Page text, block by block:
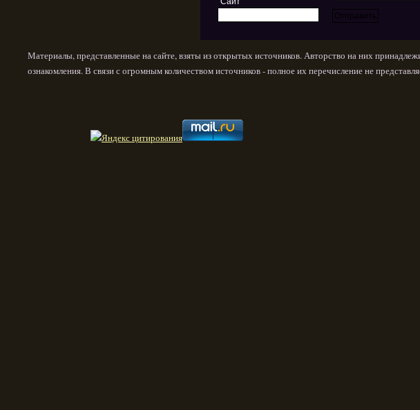
Материалы, представленные на сайте, взяты из открытых источников. Авторство на них
ознакомления. В связи с огромным количеством источников - полное их перечисление не